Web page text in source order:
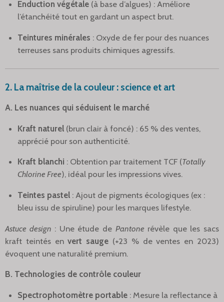
Enduction végétale (à base d’algues) : Améliore
l’étanchéité tout en gardant un aspect brut.
Teintures minérales : Oxyde de fer pour des nuances
terreuses sans produits chimiques agressifs.
2. La maîtrise de la couleur : science et art
A. Les nuances qui séduisent le marché
Kraft naturel (brun clair à foncé) : 65 % des ventes,
apprécié pour son authenticité.
Kraft blanchi : Obtention par traitement TCF (Totally
Chlorine Free), idéal pour les impressions vives.
Teintes pastel : Ajout de pigments écologiques (ex :
bleu issu de spiruline) pour les marques lifestyle.
Astuce design : Une étude de Pantone révèle que les sacs
kraft teintés en vert sauge (+23 % de ventes en 2023)
évoquent une naturalité premium.
B. Technologies de contrôle couleur
Spectrophotomètre portable : Mesure la reflectance à